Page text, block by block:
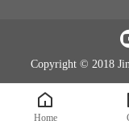
Home
Copyright © 2018